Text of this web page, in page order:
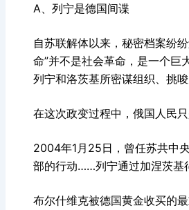
A、列宁是德国间谍
自苏联解体以来，秘密档案纷
命”并不是社会革命，是一个巨
列宁和洛茨基所密谋组织、挑
在这次政变过程中，俄国人民
2004年1月25日，曾任苏共中
部的行动……列宁通过加涅茨基
布尔什维克被德国黄金收买的